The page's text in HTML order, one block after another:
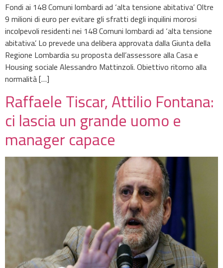
Fondi ai 148 Comuni lombardi ad ‘alta tensione abitativa’ Oltre
9 milioni di euro per evitare gli sfratti degli inquilini morosi
incolpevoli residenti nei 148 Comuni lombardi ad ‘alta tensione
abitativa’. Lo prevede una delibera approvata dalla Giunta della
Regione Lombardia su proposta dell’assessore alla Casa e
Housing sociale Alessandro Mattinzoli. Obiettivo ritorno alla
normalità […]
Raffaele Tiscar, Attilio Fontana:
ci lascia un grande uomo e
manager capace